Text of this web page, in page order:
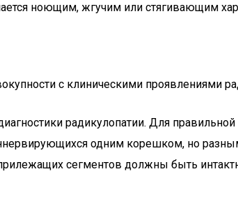
ноющим, жгучим или стягивающим
с клиническими проявлениями
радикулопатии. Для
одним корешком, но
сегментов должны быть